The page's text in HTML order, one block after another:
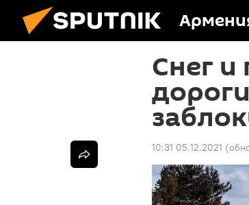
Снег и
10:31 05.12.2021